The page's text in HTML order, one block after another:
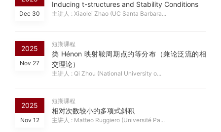
Dec 30
Inducing t-structures and Stability Conditions
主讲人 : Xiaolei Zhao (UC Santa Barbara...
2025
Nov 27
短期课程
类 Hénon 映射鞍周期点的等分布（兼论泛流的相
交理论）
主讲人 : Qi Zhou (National University o...
2025
Nov 12
短期课程
相对次数较小的多项式斜积
主讲人 : Matteo Ruggiero (Université Pa...